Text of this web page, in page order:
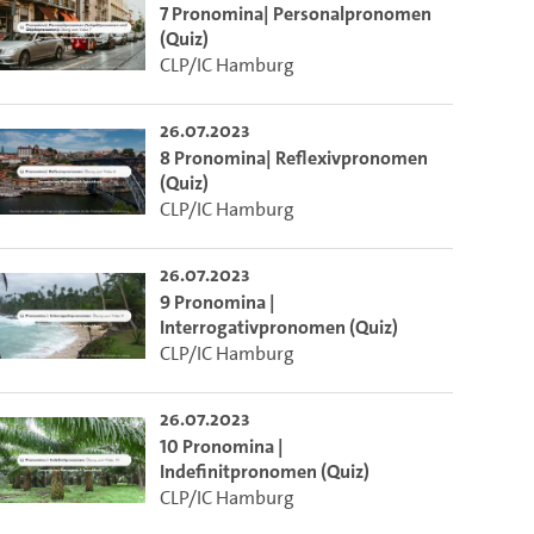
Link auf den Ausschnitt des Videos.
Lecture2Go-Videoplayer einzubetten.
7 Pronomina| Personalpronomen
(Quiz)
CLP/IC Hamburg
26.07.2023
8 Pronomina| Reflexivpronomen
(Quiz)
CLP/IC Hamburg
26.07.2023
9 Pronomina |
Interrogativpronomen (Quiz)
CLP/IC Hamburg
26.07.2023
10 Pronomina |
Indefinitpronomen (Quiz)
CLP/IC Hamburg